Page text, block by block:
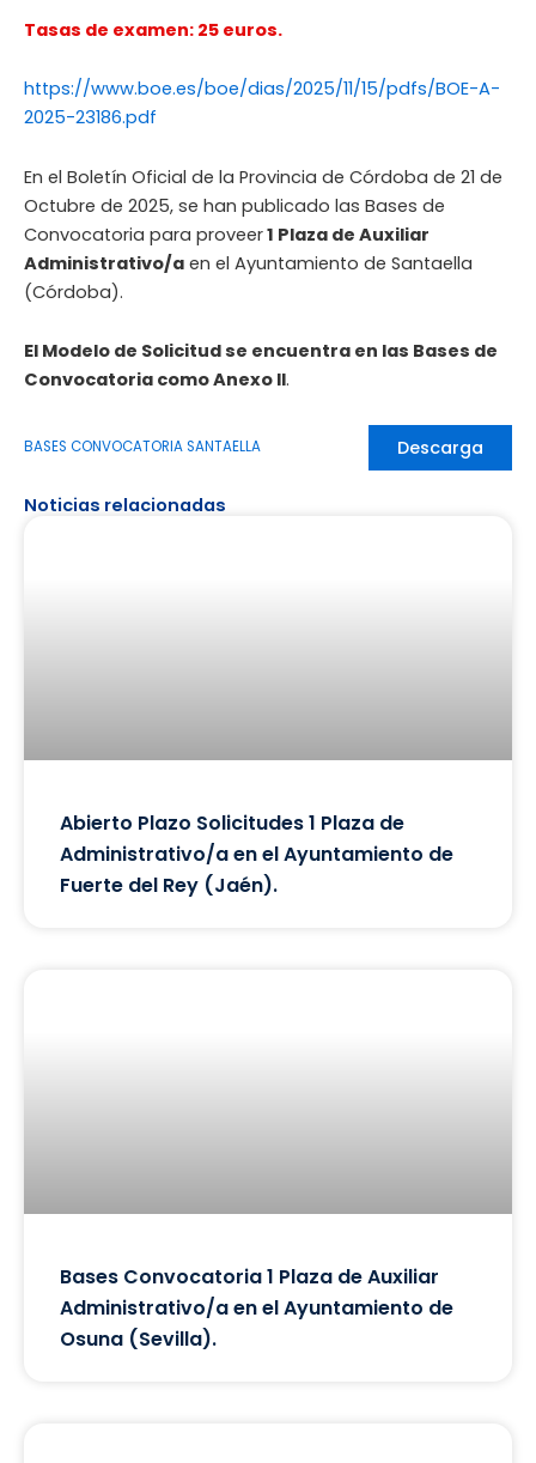
Tasas de examen: 25 euros.
https://www.boe.es/boe/dias/2025/11/15/pdfs/BOE-A-
2025-23186.pdf
En el Boletín Oficial de la Provincia de Córdoba de 21 de
Octubre de 2025, se han publicado las Bases de
Convocatoria para proveer1 Plaza de Auxiliar
Administrativo/a en el Ayuntamiento de Santaella
(Córdoba).
El Modelo de Solicitud se encuentra en las Bases de
Convocatoria como Anexo II.
BASES CONVOCATORIA SANTAELLA Descarga
Noticias relacionadas
Abierto Plazo Solicitudes 1 Plaza de
Administrativo/a en el Ayuntamiento de
Fuerte del Rey (Jaén).
Bases Convocatoria 1 Plaza de Auxiliar
Administrativo/a en el Ayuntamiento de
Osuna (Sevilla).